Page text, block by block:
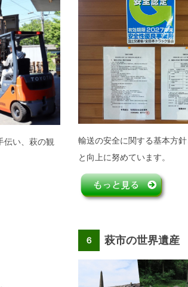
伝い、萩の観
輸送の安全に関する基本方
と向上に努めています。
６ 萩市の世界遺産